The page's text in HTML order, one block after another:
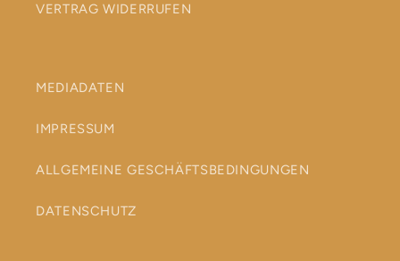
VERTRAG WIDERRUFEN
MEDIADATEN
IMPRESSUM
ALLGEMEINE GESCHÄFTSBEDINGUNGEN
DATENSCHUTZ